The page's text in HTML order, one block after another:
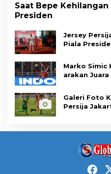
Saat Bepe
Presiden
Jersey
Piala
Marko Simic
arakan
Galeri Foto
Persija